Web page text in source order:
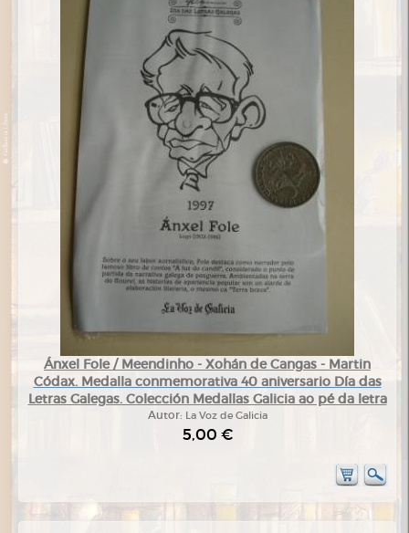
Ánxel Fole / Meendinho - Xohán de Cangas - Martin
Códax. Medalla conmemorativa 40 aniversario Día das
Letras Galegas. Colección Medallas Galicia ao pé da letra
Autor: La Voz de Galicia
5,00 €